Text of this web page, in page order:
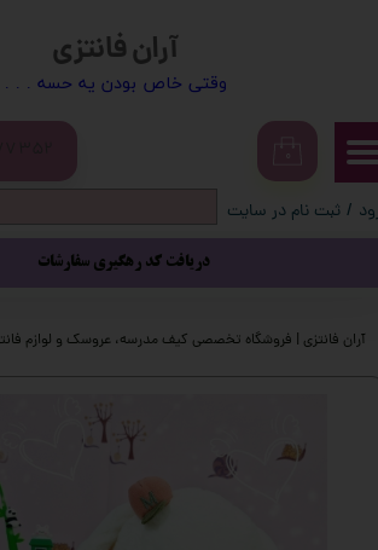
آران فانتزی
​​وقتی خاص بودن یه حسه . . .
/ ثبت نام در سایت
سفارشات
خروج از حساب کاربری
دریافت کد رهگیری سفارشات
آران فانتزی | فروشگاه تخصصی کیف مدرسه، عروسک و لوازم